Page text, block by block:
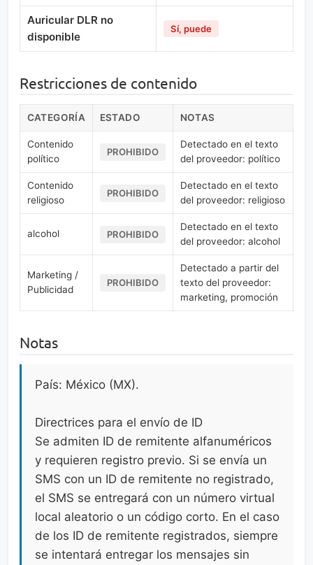
Auricular DLR no
disponible
Sí, puede
Restricciones de contenido
CATEGORÍA ESTADO NOTAS
Contenido
político
PROHIBIDO
Detectado en el texto
del proveedor: político
Contenido
religioso
PROHIBIDO
Detectado en el texto
del proveedor: religioso
alcohol PROHIBIDO
Detectado en el texto
del proveedor: alcohol
Marketing /
Publicidad
PROHIBIDO
Detectado a partir del
texto del proveedor:
marketing, promoción
Notas
País: México (MX).
Directrices para el envío de ID
Se admiten ID de remitente alfanuméricos
y requieren registro previo. Si se envía un
SMS con un ID de remitente no registrado,
el SMS se entregará con un número virtual
local aleatorio o un código corto. En el caso
de los ID de remitente registrados, siempre
se intentará entregar los mensajes sin